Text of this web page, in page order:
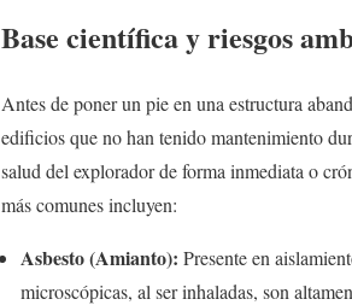
Base científica y riesgos
Antes de poner un pie en una estructura
edificios que no han tenido mantenimiento
salud del explorador de forma inmediata o
más comunes incluyen:
Asbesto (Amianto): Presente en
microscópicas, al ser inhaladas, son